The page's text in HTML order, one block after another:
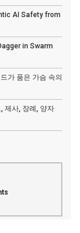
AI Safety from
in Swarm
가 품은 가슴 속의
제사, 장례, 양자